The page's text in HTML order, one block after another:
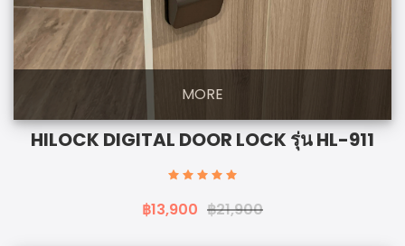
MORE
HILOCK DIGITAL DOOR LOCK รุ่น HL-911
฿13,900 ฿21,900